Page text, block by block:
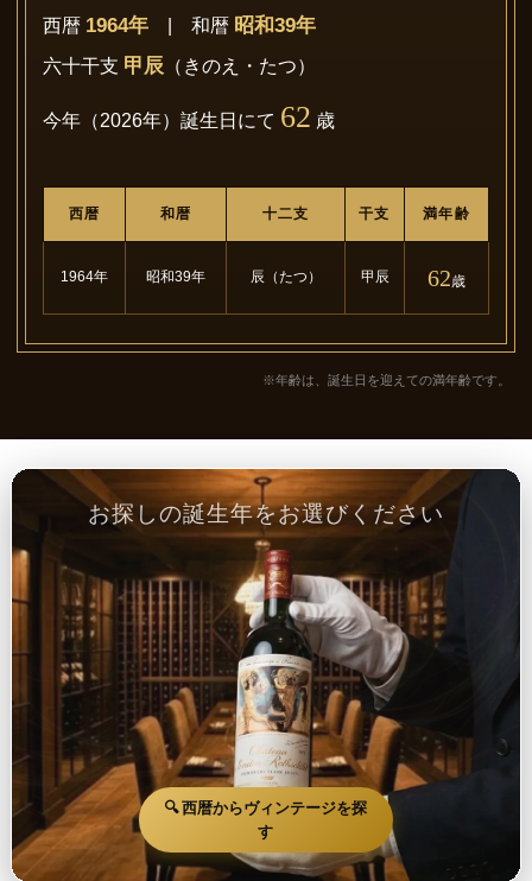
西暦 1964年 | 和暦 昭和39年
六十干支 甲辰 （きのえ・たつ）
今年（2026年）誕生日にて 62 歳
西暦 和暦 十二支 干支 満年齢
1964年 昭和39年 辰（たつ） 甲辰 62歳
※年齢は、誕生日を迎えての満年齢です。
お探しの誕生年をお選びください
🔍 西暦からヴィンテージを探
す